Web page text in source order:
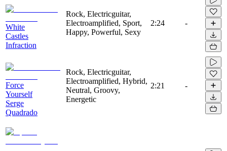
White
Castles
Infraction
Rock, Electricguitar,
Electroamplified, Sport,
Happy, Powerful, Sexy
2:24 -
Force
Yourself
Serge
Quadrado
Rock, Electricguitar,
Electroamplified, Hybrid,
Neutral, Groovy,
Energetic
2:21 -